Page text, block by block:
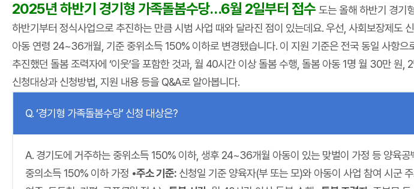
2025년 하반기 경기형 가족돌봄수당…6월 2일부터 접수도는 올해 하반기 경기
하반기부터 정식사업으로 추진하는 만큼 시범 사업 때와 달라진 점이 있는데요. 우선, 사회보장제
아동 연령 24~36개월, 기준 중위소득 150% 이하로 변경됐습니다. 이 지원 기준은 전국 동일 사항
추진했던 돌봄 조력자에 ‘이웃’을 포함한 것과, 월 40시간 이상 돌봄 수행, 돌봄 아동 1명 월 30만
신청대상과 신청방법, 지원 내용 등을 Q&A로 알아봅니다.
Q. ‘경기형 가족돌봄수당’ 신청 대상은?
A. 경기도에 거주하는 중위소득 150% 이하, 생후 24~36개월 아동이 있는 맞벌이 가정 등 양육공
중의소득 150% 이하 가정 •주소 기준: 신청일 기준 양육자(부 또는 모)와 아동이 사업 참여 시군